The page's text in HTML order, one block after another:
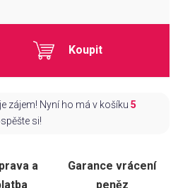
Koupit
zájem! Nyní ho má v košíku 5
si!
a
Garance vrácení
peněz